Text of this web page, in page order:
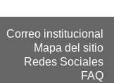
Correo institucional
Mapa del sitio
Redes Sociales
FAQ